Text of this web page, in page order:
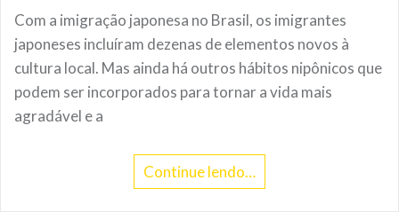
Com a imigração japonesa no Brasil, os imigrantes
japoneses incluíram dezenas de elementos novos à
cultura local. Mas ainda há outros hábitos nipônicos que
podem ser incorporados para tornar a vida mais
agradável e a
Continue lendo…